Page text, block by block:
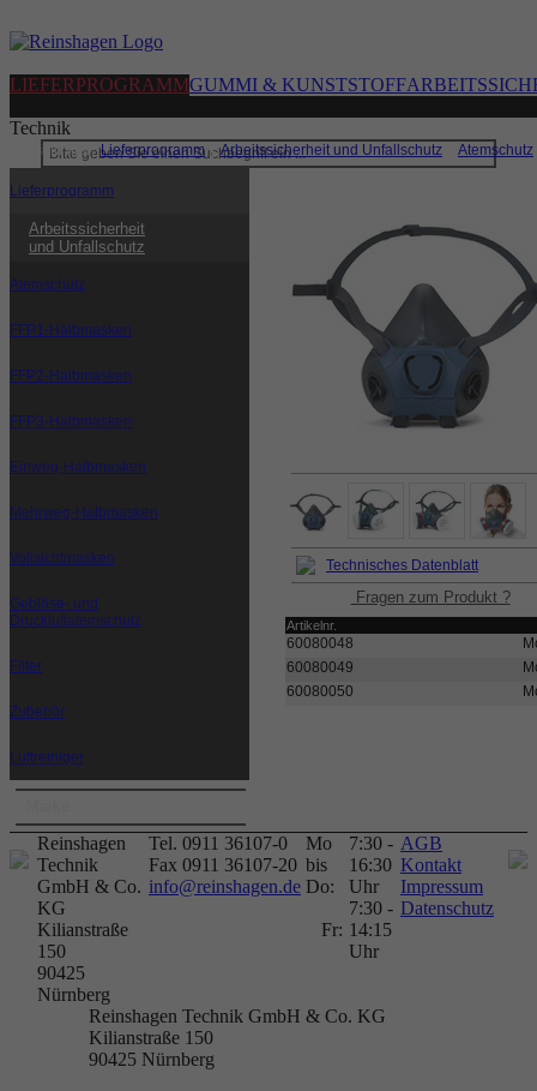
LIEFERPROGRAMMGUMMI & KUNSTSTOFF
Technik
Sie sind hier: Lieferprogramm | Arbeitssicherheit und Unfallschutz Atemschutz
Lieferprogramm
Arbeitssicherheit
und Unfallschutz
Atemschutz
FFP1-Halbmasken
FFP2-Halbmasken
FFP3-Halbmasken
Einweg-Halbmasken
Mehrweg-Halbmasken
Vollsichtmasken
Gebläse- und
Druckluftatemschutz
Filter
Zubehör
Luftreiniger
Technisches Datenblatt
Fragen zum Produkt ?
Artikelnr.
60080048
60080049
60080050
Reinshagen
Technik
GmbH & Co.
KG
Kilianstraße
150
90425
Nürnberg
Tel. 0911 36107-0
Fax 0911 36107-20
info@reinshagen.de
Mo
bis
Do:
7:30 -
16:30
Uhr
Fr:
7:30 -
14:15
Uhr
AGB
Kontakt
Impressum
Datenschutz
Reinshagen Technik GmbH & Co. KG
Kilianstraße 150
90425 Nürnberg